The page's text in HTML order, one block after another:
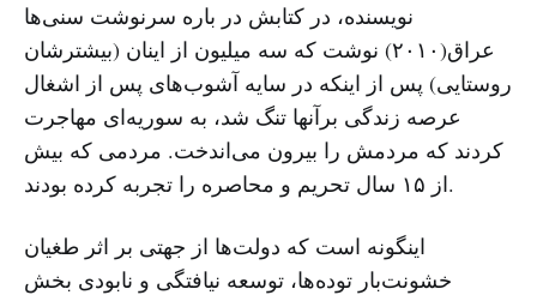
نویسنده، در کتابش در باره سرنوشت سنی‌ها
عراق(۲۰۱۰) نوشت که سه میلیون از اینان (بیشترشان
روستایی) پس از اینکه در سایه آشوب‌های پس از اشغال
عرصه زندگی برآنها تنگ شد، به سوریه‌ای مهاجرت
کردند که مردمش را بیرون می‌اندخت. مردمی که بیش
از ۱۵ سال تحریم و محاصره را تجربه کرده بودند.
اینگونه است که دولت‌ها از جهتی بر اثر طغیان
خشونت‌بار توده‌ها، توسعه نیافتگی و نابودی بخش